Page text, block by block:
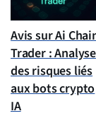
Avis sur Ai
Trader : Analyse
des risques liés
aux bots crypto
IA